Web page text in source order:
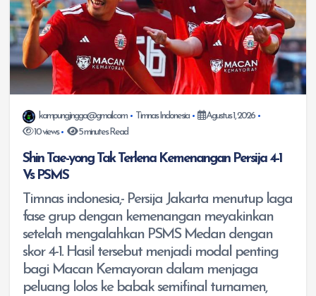
kampungjingga@gmail.com Timnas Indonesia
Agustus 1, 2026
10 views
5 minutes Read
Shin Tae-yong Tak Terlena Kemenangan Persija 4-1
Vs PSMS
Timnas indonesia,- Persija Jakarta menutup laga
fase grup dengan kemenangan meyakinkan
setelah mengalahkan PSMS Medan dengan
skor 4-1. Hasil tersebut menjadi modal penting
bagi Macan Kemayoran dalam menjaga
peluang lolos ke babak semifinal turnamen,